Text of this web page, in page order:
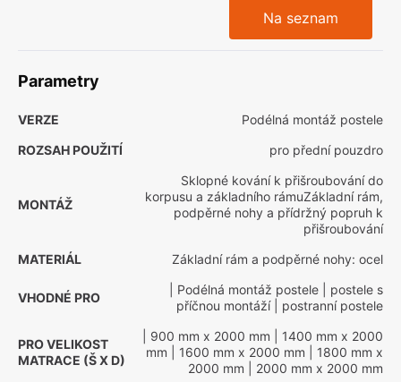
Na seznam
Parametry
VERZE
Podélná montáž postele
ROZSAH POUŽITÍ
pro přední pouzdro
MONTÁŽ
Sklopné kování k přišroubování do
korpusu a základního rámuZákladní rám,
podpěrné nohy a přídržný popruh k
přišroubování
MATERIÁL
Základní rám a podpěrné nohy: ocel
VHODNÉ PRO
| Podélná montáž postele | postele s
příčnou montáží| postranní postele
PRO VELIKOST
MATRACE (Š X D)
| 900 mm x 2000 mm | 1400 mm x 2000
mm | 1600 mm x 2000 mm | 1800 mm x
2000 mm | 2000 mm x 2000 mm